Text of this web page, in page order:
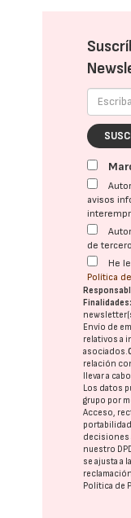
avisos
de
He
Política
Finalidades:
Envío de
relativos a
asociados.
relación
llevar a
Los datos
grupo por
Acceso,
decisiones
nuestro
se ajusta a
Política de